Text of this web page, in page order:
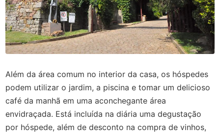
Além da área comum no interior da casa, os hóspedes
podem utilizar o jardim, a piscina e tomar um delicioso
café da manhã em uma aconchegante área
envidraçada. Está incluída na diária uma degustação
por hóspede, além de desconto na compra de vinhos,